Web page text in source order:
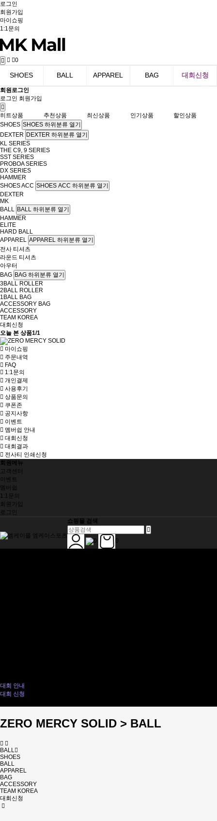
로그인
회원가입
마이쇼핑
1:1문의
0
SHOES BALL APPAREL BAG 대회신청
회원로그인
로그인 회원가입
히트상품 추천상품 최신상품 인기상품
할인상품
SHOES SHOES 하위분류 열기
DEXTER DEXTER 하위분류 열기
KL SERIES
THE C9, 9 SERIES
SST SERIES
PROBOA SERIES
DX SERIES
HAMMER
SHOES ACC SHOES ACC 하위분류 열기
DEXTER
MK
BALL
BALL 하위분류 열기
HAMMER
ELITE
HARD BALL
APPAREL
APPAREL 하위분류 열기
전사 티셔츠
라운드 티셔츠
아우터
BAG BAG 하위분류 열기
3BALL ROLLER
2BALL ROLLER
1BALL BAG
ACCESSORY BAG
ACCESSORY
TEAM KOREA
대회신청
오늘 본 상품1/1
마이쇼핑
주문내역
FAQ
1:1문의
개인결제
사용후기
상품문의
쿠폰존
공지사항
이벤트
멤버쉽 안내
대회신청
대회결과
전사티 인쇄신청
회원메뉴
고객센터
이벤트
멤버쉽
1:1문의
회원가입
로그인
쇼핑몰 검색
0
0
대회 안내
대회 신청
ZERO MERCY SOLID > BALL
BALL
SHOES
BALL
APPAREL
BAG
ACCESSORY
TEAM KOREA
대회신청